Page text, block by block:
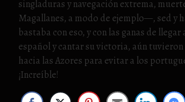
singladuras y navegación extrema,
Magallanes, a modo de ejemplo—, sed y
bastaba con eso, y con las ganas de
español y cantar su victoria, aún
hacia las Azores para evitar a los
¡Increíble!